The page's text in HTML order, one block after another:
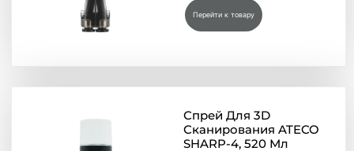
Перейти к товару
Спрей Для 3D
Сканирования ATECO
SHARP-4, 520 Мл